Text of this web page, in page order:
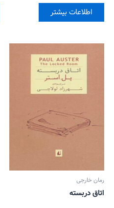
اطلاعات بیشتر
رمان خارجی
اتاق دربسته